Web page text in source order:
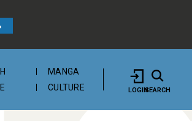
MANGA
CULTURE LOGINSEARCH